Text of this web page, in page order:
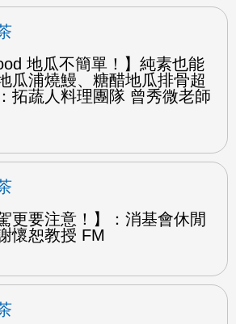
地瓜不簡單！】純素也能
浦燒鰻、糖醋地瓜排骨超
拓蔬人料理團隊 曾秀微老師
更要注意！】：消基會休閒
懷恕教授 FM